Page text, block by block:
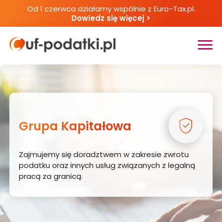
Od 1 czerwca działamy wspólnie z Euro-Tax.pl.
Dowiedz się więcej >
NASZE USŁUGI
ZWROT PODATKU Z NIEMIEC
HOLANDIA
ZWROT PODATKU Z HOLANDII
KINDERBIJSLAG I KINDGEBONDEN BUDGET
Grupa Kapitałowa
Zajmujemy się doradztwem w zakresie zwrotu
podatku oraz innych usług związanych z legalną
pracą za granicą.